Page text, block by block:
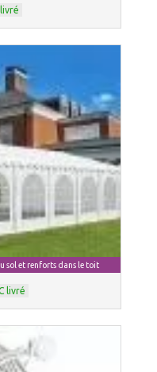
sol et renforts dans le toit
livré